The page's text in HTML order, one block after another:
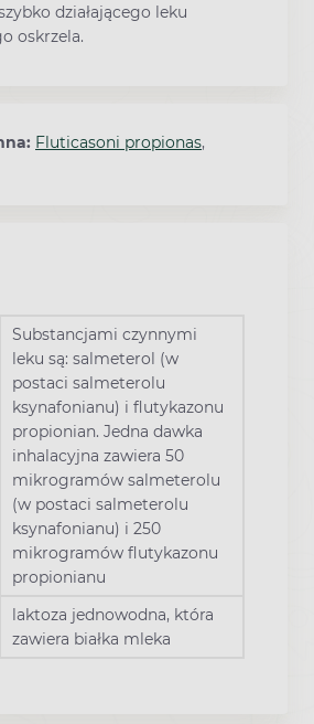
działającego leku
oskrzela.
Fluticasoni propionas,
Substancjami czynnymi
leku są: salmeterol (w
postaci salmeterolu
ksynafonianu) i flutykazonu
propionian. Jedna dawka
inhalacyjna zawiera 50
mikrogramów salmeterolu
(w postaci salmeterolu
ksynafonianu) i 250
mikrogramów flutykazonu
propionianu
laktoza jednowodna, która
zawiera białka mleka